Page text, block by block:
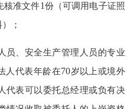
核准文件1份（可调用电子证照
；
员、安全生产管理人员的专业
人代表年龄在70岁以上或境外
代表可以委托总经理或负有决